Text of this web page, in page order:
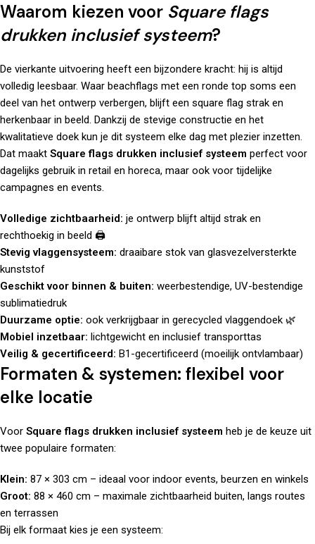
Waarom kiezen voor Square flags
drukken inclusief systeem?
De vierkante uitvoering heeft een bijzondere kracht: hij is altijd
volledig leesbaar. Waar beachflags met een ronde top soms een
deel van het ontwerp verbergen, blijft een square flag strak en
herkenbaar in beeld. Dankzij de stevige constructie en het
kwalitatieve doek kun je dit systeem elke dag met plezier inzetten.
Dat maakt Square flags drukken inclusief systeem perfect voor
dagelijks gebruik in retail en horeca, maar ook voor tijdelijke
campagnes en events.
Volledige zichtbaarheid: je ontwerp blijft altijd strak en
rechthoekig in beeld 🖨️
Stevig vlaggensysteem: draaibare stok van glasvezelversterkte
kunststof
Geschikt voor binnen & buiten: weerbestendige, UV-bestendige
sublimatiedruk
Duurzame optie: ook verkrijgbaar in gerecycled vlaggendoek 🌿
Mobiel inzetbaar: lichtgewicht en inclusief transporttas
Veilig & gecertificeerd: B1-gecertificeerd (moeilijk ontvlambaar)
Formaten & systemen: flexibel voor
elke locatie
Voor Square flags drukken inclusief systeem heb je de keuze uit
twee populaire formaten:
Klein: 87 × 303 cm – ideaal voor indoor events, beurzen en winkels
Groot: 88 × 460 cm – maximale zichtbaarheid buiten, langs routes
en terrassen
Bij elk formaat kies je een systeem: